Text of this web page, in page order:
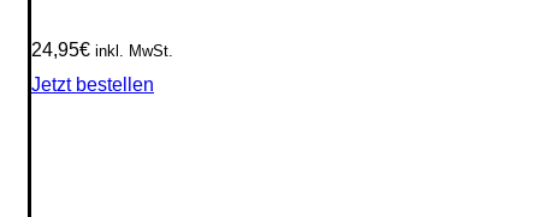
24,95€ inkl. MwSt.
Jetzt bestellen